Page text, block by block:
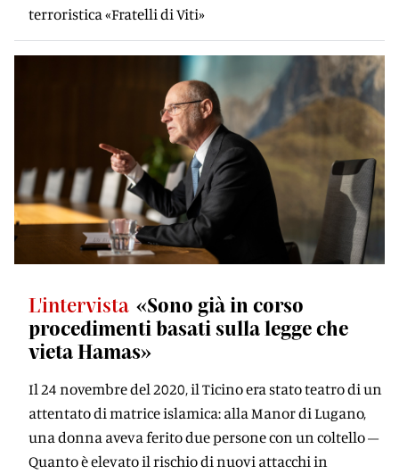
terroristica «Fratelli di Viti»
L'intervista «Sono già in corso
procedimenti basati sulla legge che
vieta Hamas»
Il 24 novembre del 2020, il Ticino era stato teatro di un
attentato di matrice islamica: alla Manor di Lugano,
una donna aveva ferito due persone con un coltello –
Quanto è elevato il rischio di nuovi attacchi in